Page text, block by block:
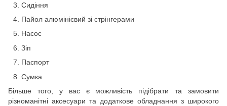
Сидіння
Пайол алюмінієвий зі стрінгерами
Насос
Зіп
Паспорт
Сумка
Більше того, у вас є можливість підібрати та замовити
різноманітні аксесуари та додаткове обладнання з широкого